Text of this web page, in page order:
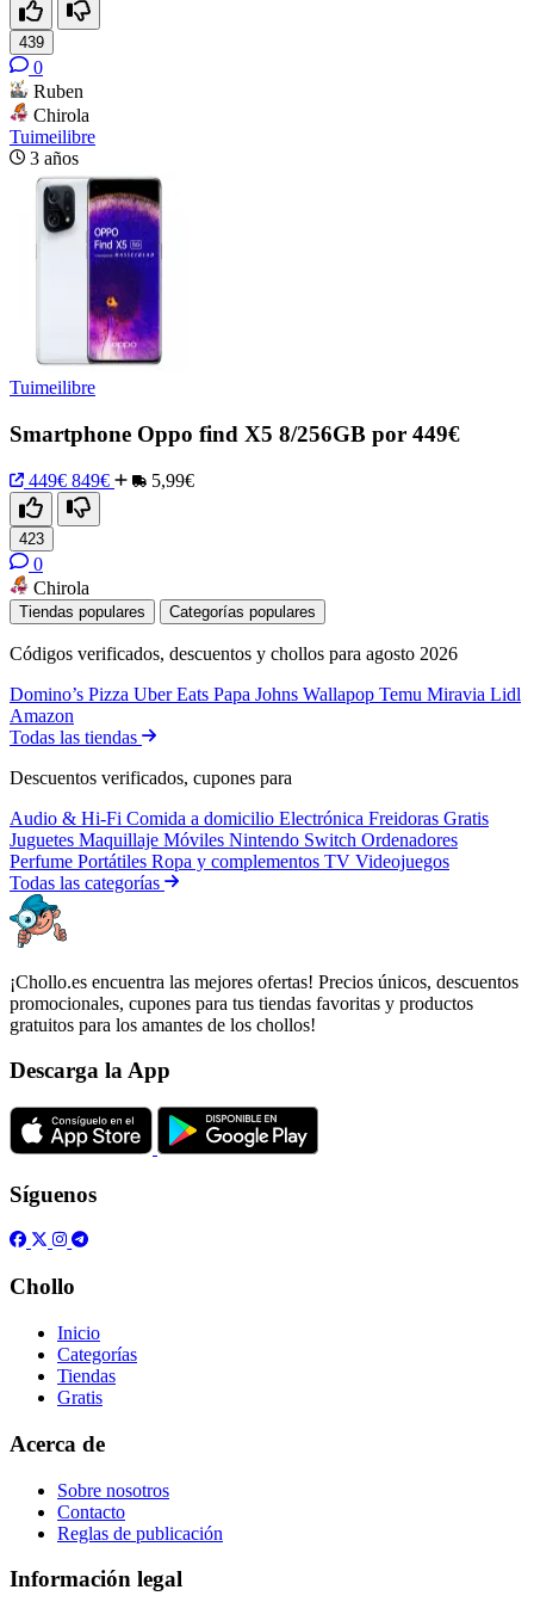
439
0
Ruben
Chirola
Tuimeilibre
3 años
Tuimeilibre
Smartphone Oppo find X5 8/256GB por 449€
449€ 849€ 5,99€
423
0
Chirola
Tiendas populares Categorías populares
Códigos verificados, descuentos y chollos para agosto 2026
Domino’s Pizza Uber Eats Papa Johns Wallapop Temu Miravia Lidl
Amazon
Todas las tiendas
Descuentos verificados, cupones para
Audio & Hi-Fi Comida a domicilio Electrónica Freidoras Gratis
Juguetes Maquillaje Móviles Nintendo Switch Ordenadores
Perfume Portátiles Ropa y complementos TV Videojuegos
Todas las categorías
¡Chollo.es encuentra las mejores ofertas! Precios únicos, descuentos
promocionales, cupones para tus tiendas favoritas y productos
gratuitos para los amantes de los chollos!
Descarga la App
Síguenos
Chollo
Inicio
Categorías
Tiendas
Gratis
Acerca de
Sobre nosotros
Contacto
Reglas de publicación
Información legal